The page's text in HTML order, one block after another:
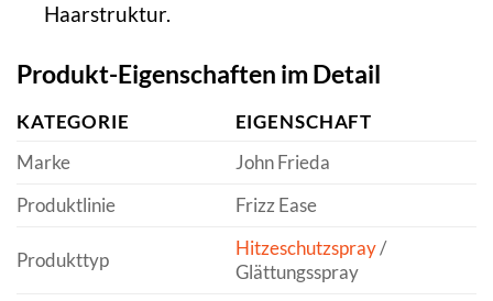
Haarstruktur.
Produkt-Eigenschaften im Detail
KATEGORIE
EIGENSCHAFT
Marke
John Frieda
Produktlinie
Frizz Ease
Produkttyp
Hitzeschutzspray/
Glättungsspray